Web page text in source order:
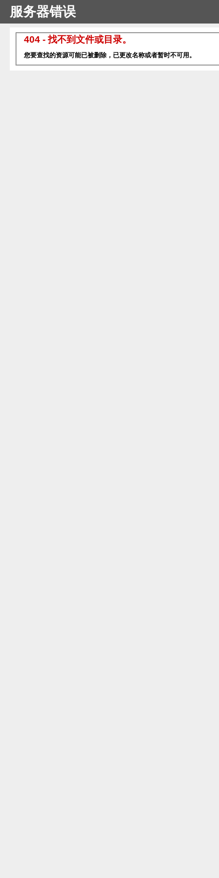
服务器错误
404 - 找不到文件或目录。
您要查找的资源可能已被删除，已更改名称或者暂时不可用。